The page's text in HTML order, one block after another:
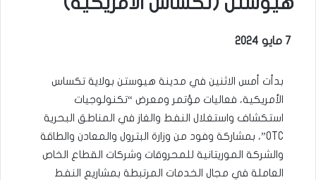
بدأت أمس الاثنين في مدينة هيوستن بولاية تكساس
الأمريكية، فعاليات مؤتمر ومعرض “تكنولوجيات
استكشاف واستغلال النفط والغاز في المناطق البحرية
OTC”، بمشاركة وفود من وزارة البترول والمعادن والطاقة
والشركة الموريتانية للمحروقات وشركات القطاع الخاص
العاملة في مجال الخدمات المرتبطة بمشاريع النفط